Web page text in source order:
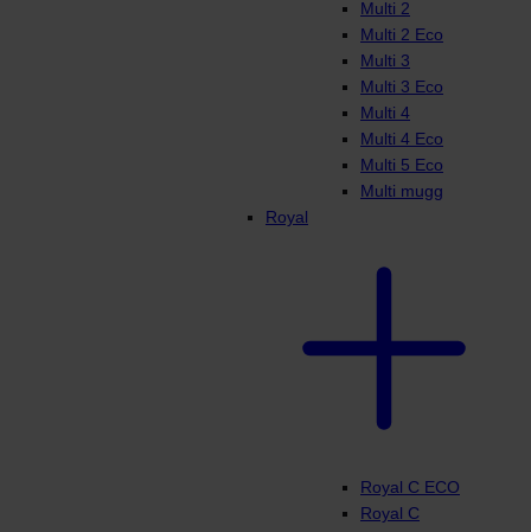
Multi 2
Multi 2 Eco
Multi 3
Multi 3 Eco
Multi 4
Multi 4 Eco
Multi 5 Eco
Multi mugg
Royal
Royal C ECO
Royal C